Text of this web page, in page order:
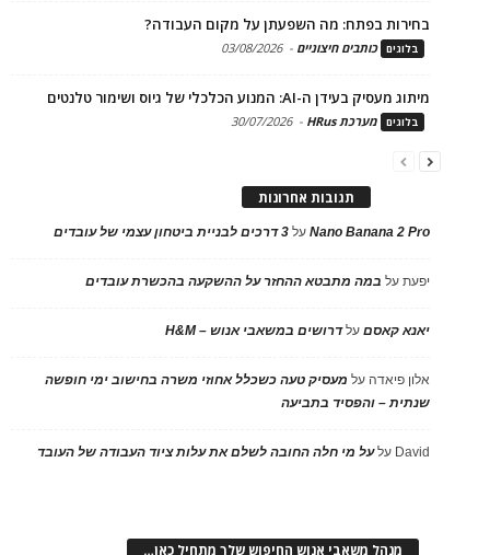
בחירות בפתח: מה השפעתן על מקום העבודה?
בלוגים כותבים חיצוניים -
03/08/2026
מיתוג מעסיק בעידן ה-AI: המנוע הכלכלי של גיוס ושימור טלנטים
בלוגים מערכת HRus -
30/07/2026
תגובות אחרונות
Nano Banana 2 Proעל 3 דרכים לבניית ביטחון עצמי של עובדים
יפעתעל במה מתבטא ההחזר על ההשקעה בהכשרת עובדים
יאנא קאסםעלדרושים במשאבי אנוש – H&M
אלון פיאדה על מעסיק טעה כשכלל אחוזי משרה בחישוב ימי חופשה
שנתית – והפסיד בתביעה
David עלעל מי חלה החובה לשלם את עלות ציוד העבודה של העובד
מנהל משאבי אנוש החיפוש שלך מתחיל כאן…